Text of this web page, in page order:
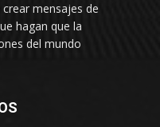
mensajes de
hagan que la
del mundo